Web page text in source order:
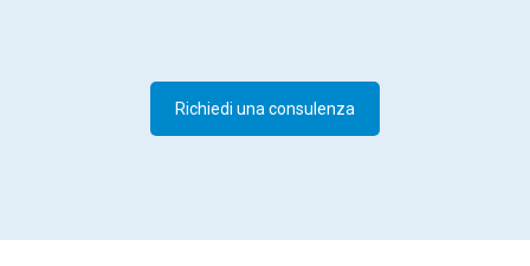
Richiedi una consulenza